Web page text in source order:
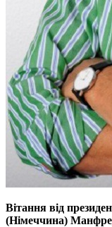
Вітання від
(Німеччина)